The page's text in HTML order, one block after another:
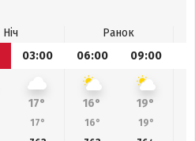
Ніч
Ранок
03:00 06:00 09:00
17° 16° 19°
17° 16° 19°